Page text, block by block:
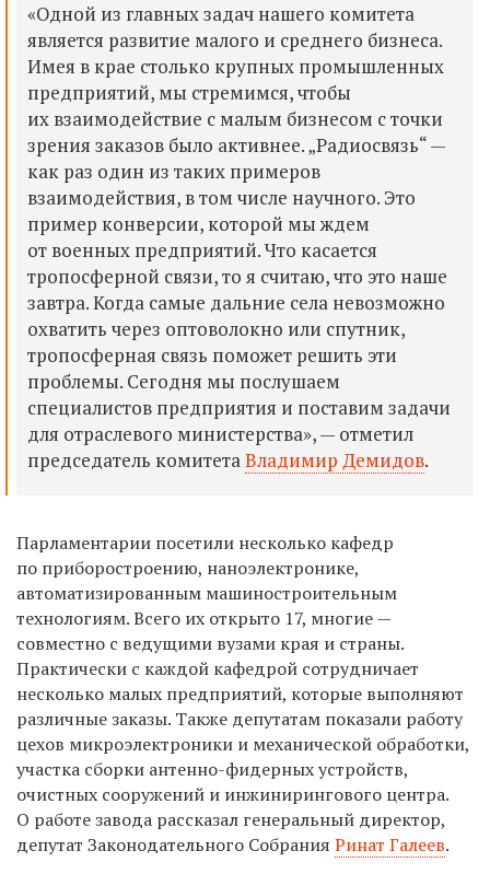
«Одной из главных задач нашего комитета
является развитие малого и среднего бизнеса.
Имея в крае столько крупных промышленных
предприятий, мы стремимся, чтобы
их взаимодействие с малым бизнесом с точки
зрения заказов было активнее. „Радиосвязь“ —
как раз один из таких примеров
взаимодействия, в том числе научного. Это
пример конверсии, которой мы ждем
от военных предприятий. Что касается
тропосферной связи, то я считаю, что это наше
завтра. Когда самые дальние села невозможно
охватить через оптоволокно или спутник,
тропосферная связь поможет решить эти
проблемы. Сегодня мы послушаем
специалистов предприятия и поставим задачи
для отраслевого министерства», — отметил
председатель комитетаВладимир Демидов.
Парламентарии посетили несколько кафедр
по приборостроению, наноэлектронике,
автоматизированным машиностроительным
технологиям. Всего их открыто 17, многие —
совместно с ведущими вузами края и страны.
Практически с каждой кафедрой сотрудничает
несколько малых предприятий, которые выполняют
различные заказы. Также депутатам показали работу
цехов микроэлектроники и механической обработки,
участка сборки антенно-фидерных устройств,
очистных сооружений и инжинирингового центра.
О работе завода рассказал генеральный директор,
депутат Законодательного Собрания Ринат Галеев.